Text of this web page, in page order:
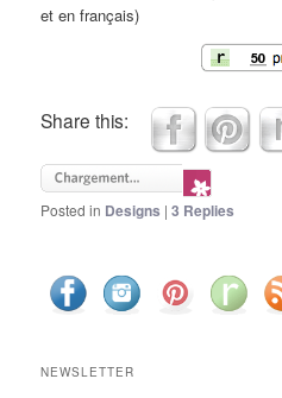
et en français)
Share this:
Posted in Designs |3 Replies
NEWSLETTER